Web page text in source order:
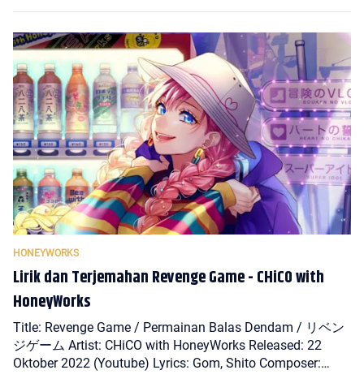
Lirik dan Terjemahan Revenge Game - CHiCO with
HoneyWorks
Title: Revenge Game / Permainan Balas Dendam / リベン
ジゲーム Artist: CHiCO with HoneyWorks Released: 22
Oktober 2022 (Youtube) Lyrics: Gom, Shito Composer:…